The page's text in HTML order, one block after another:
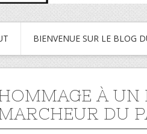
BIENVENUE SUR LE BLOG
À UN
DU